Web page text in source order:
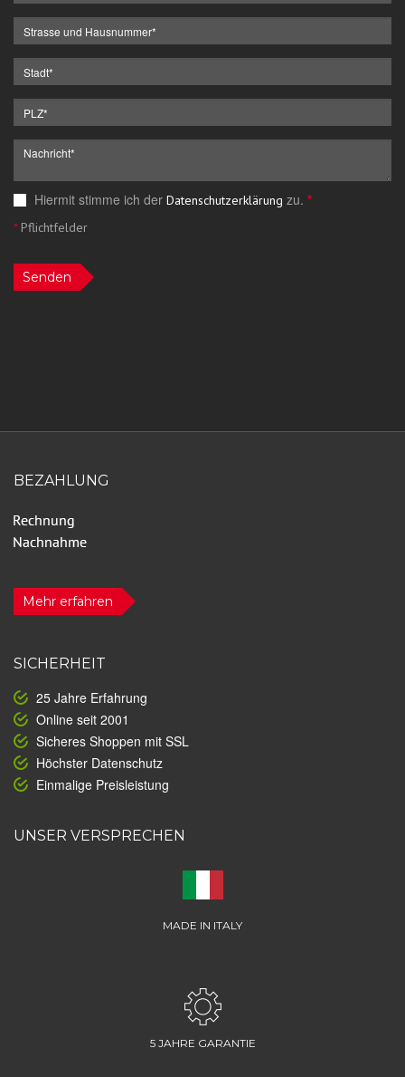
Hiermit stimme ich der Datenschutzerklärung zu. *
*Pflichtfelder
Senden
BEZAHLUNG
Mehr erfahren
SICHERHEIT
25 Jahre Erfahrung
Online seit 2001
Sicheres Shoppen mit SSL
Höchster Datenschutz
Einmalige Preisleistung
UNSER VERSPRECHEN
MADE IN ITALY
5 JAHRE GARANTIE